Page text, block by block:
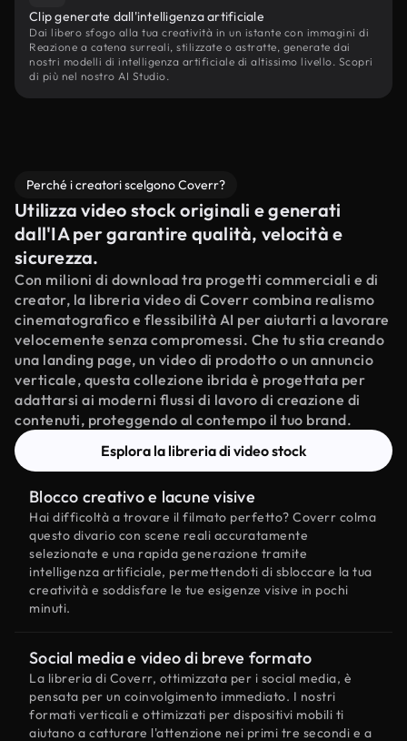
Clip generate dall'intelligenza artificiale
Dai libero sfogo alla tua creatività in un istante con immagini di
Reazione a catena surreali, stilizzate o astratte, generate dai
nostri modelli di intelligenza artificiale di altissimo livello. Scopri
di più nel nostro AI Studio.
Perché i creatori scelgono Coverr?
Utilizza video stock originali e generati
dall'IA per garantire qualità, velocità e
sicurezza.
Con milioni di download tra progetti commerciali e di
creator, la libreria video di Coverr combina realismo
cinematografico e flessibilità AI per aiutarti a lavorare
velocemente senza compromessi. Che tu stia creando
una landing page, un video di prodotto o un annuncio
verticale, questa collezione ibrida è progettata per
adattarsi ai moderni flussi di lavoro di creazione di
contenuti, proteggendo al contempo il tuo brand.
Esplora la libreria di video stock
Blocco creativo e lacune visive
Hai difficoltà a trovare il filmato perfetto? Coverr colma
questo divario con scene reali accuratamente
selezionate e una rapida generazione tramite
intelligenza artificiale, permettendoti di sbloccare la tua
creatività e soddisfare le tue esigenze visive in pochi
minuti.
Social media e video di breve formato
La libreria di Coverr, ottimizzata per i social media, è
pensata per un coinvolgimento immediato. I nostri
formati verticali e ottimizzati per dispositivi mobili ti
aiutano a catturare l'attenzione nei primi tre secondi e a